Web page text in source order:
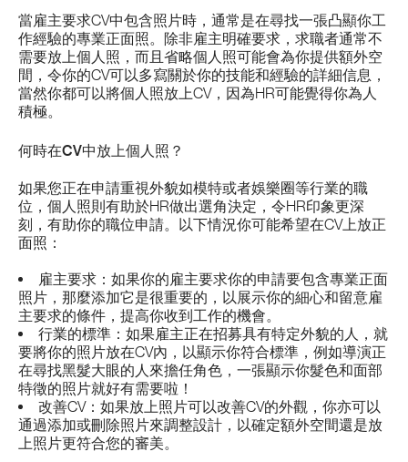
當雇主要求CV中包含照片時，通常是在尋找一張凸顯你工
作經驗的專業正面照。除非雇主明確要求，求職者通常不
需要放上個人照，而且省略個人照可能會為你提供額外空
間，令你的CV可以多寫關於你的技能和經驗的詳細信息，
當然你都可以將個人照放上CV，因為HR可能覺得你為人
積極。
何時在CV中放上個人照？
如果您正在申請重視外貌如模特或者娛樂圈等行業的職
位，個人照則有助於HR做出選角決定，令HR印象更深
刻，有助你的職位申請。以下情況你可能希望在CV上放正
面照：
雇主要求：如果你的雇主要求你的申請要包含專業正面
照片，那麼添加它是很重要的，以展示你的細心和留意雇
主要求的條件，提高你收到工作的機會。
行業的標準：如果雇主正在招募具有特定外貌的人，就
要將你的照片放在CV內，以顯示你符合標準，例如導演正
在尋找黑髮大眼的人來擔任角色，一張顯示你髮色和面部
特徵的照片就好有需要啦！
改善CV：如果放上照片可以改善CV的外觀，你亦可以
通過添加或刪除照片來調整設計，以確定額外空間還是放
上照片更符合您的審美。